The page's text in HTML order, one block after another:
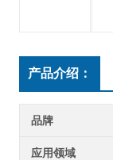
产品介绍：
品牌
应用领域